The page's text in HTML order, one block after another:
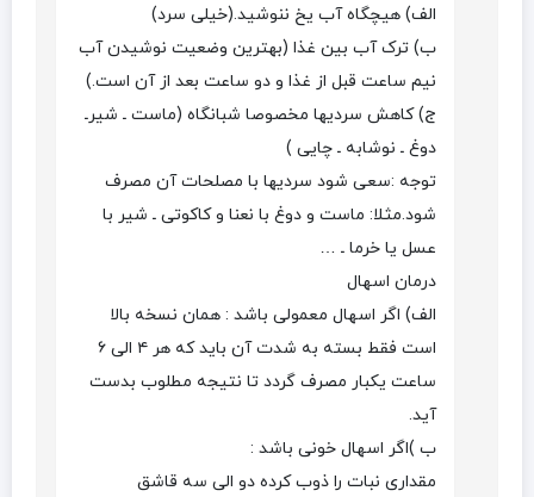
الف) هیچگاه آب یخ ننوشید.(خیلی سرد)
ب) ترک آب بین غذا (بهترین وضعیت نوشیدن آب
نیم ساعت قبل از غذا و دو ساعت بعد از آن است.)
ج) کاهش سردیها مخصوصا شبانگاه (ماست ـ شیرـ
دوغ ـ نوشابه ـ چایی )
توجه :سعی شود سردیها با مصلحات آن مصرف
شود.مثلا: ماست و دوغ با نعنا و کاکوتی ـ شیر با
عسل یا خرما ـ …
درمان اسهال
الف) اگر اسهال معمولی باشد : همان نسخه بالا
است فقط بسته به شدت آن باید که هر ۴ الی ۶
ساعت یکبار مصرف گردد تا نتیجه مطلوب بدست
آید.
ب )اگر اسهال خونی باشد :
مقداری نبات را ذوب کرده دو الی سه قاشق